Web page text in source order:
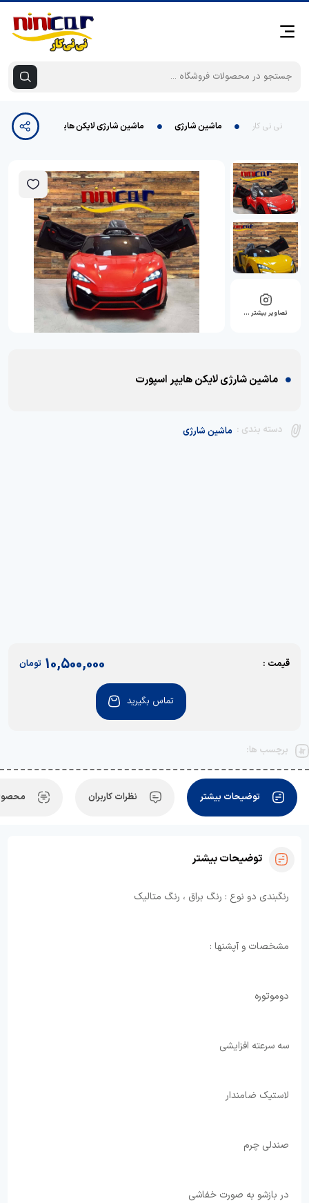
نی نی کار ماشین شارژی ماشین شارژی لایکن هایپر اسپورت
تصاویر بیشتر …
ماشین شارژی لایکن هایپر اسپورت
دسته بندی : ماشین شارژی
قیمت : 10,500,000 تومان
تماس بگیرید
برچسب ها:
توضیحات بیشتر نظرات کاربران
توضیحات بیشتر
رنگبندی دو نوع : رنگ براق ، رنگ متالیک
مشخصات و آپشنها : ⁦
⁩دوموتوره ⁦
⁩سه سرعته ⁦افزایشی
⁩لاستیک ضامندار
⁩صندلی چرم ⁦
⁩در بازشو به صورت خفاشی ⁦